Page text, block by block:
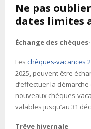
Ne pas
dates limites
Échange des
Les chèques-vacances
2025, peuvent être
d’effectuer la démarche
nouveaux chèques-
valables jusqu’au 31
Trêve hivernale